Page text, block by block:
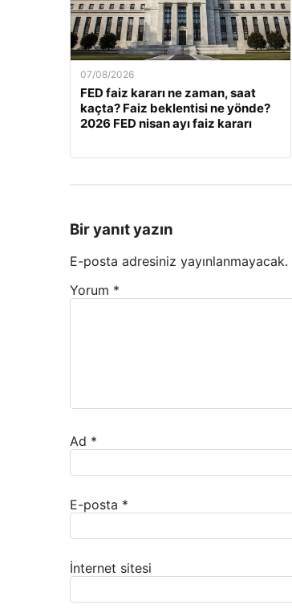
07/08/2026
FED faiz kararı ne zaman, saat
kaçta? Faiz beklentisi ne yönde?
2026 FED nisan ayı faiz kararı
Bir yanıt yazın
E-posta adresiniz yayınlanmayacak.
Yorum *
Ad *
E-posta *
İnternet sitesi